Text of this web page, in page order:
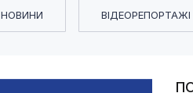
НОВИНИ ВІДЕОРЕПОРТАЖІ